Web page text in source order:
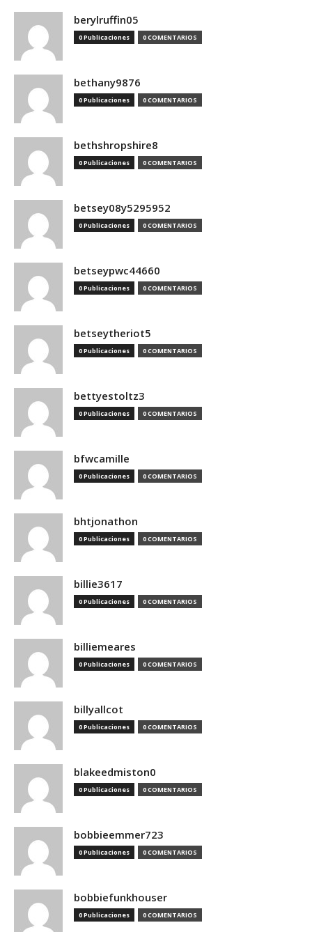
berylruffin05
0 Publicaciones 0 COMENTARIOS
bethany9876
0 Publicaciones 0 COMENTARIOS
bethshropshire8
0 Publicaciones 0 COMENTARIOS
betsey08y5295952
0 Publicaciones 0 COMENTARIOS
betseypwc44660
0 Publicaciones 0 COMENTARIOS
betseytheriot5
0 Publicaciones 0 COMENTARIOS
bettyestoltz3
0 Publicaciones 0 COMENTARIOS
bfwcamille
0 Publicaciones 0 COMENTARIOS
bhtjonathon
0 Publicaciones 0 COMENTARIOS
billie3617
0 Publicaciones 0 COMENTARIOS
billiemeares
0 Publicaciones 0 COMENTARIOS
billyallcot
0 Publicaciones 0 COMENTARIOS
blakeedmiston0
0 Publicaciones 0 COMENTARIOS
bobbieemmer723
0 Publicaciones 0 COMENTARIOS
bobbiefunkhouser
0 Publicaciones 0 COMENTARIOS